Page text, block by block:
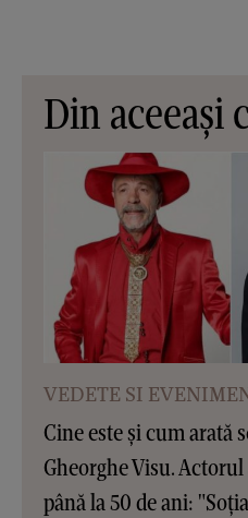
Din aceeași
VEDETE SI
Cine este și cum arată
Gheorghe Visu.
până la 50 de ani: